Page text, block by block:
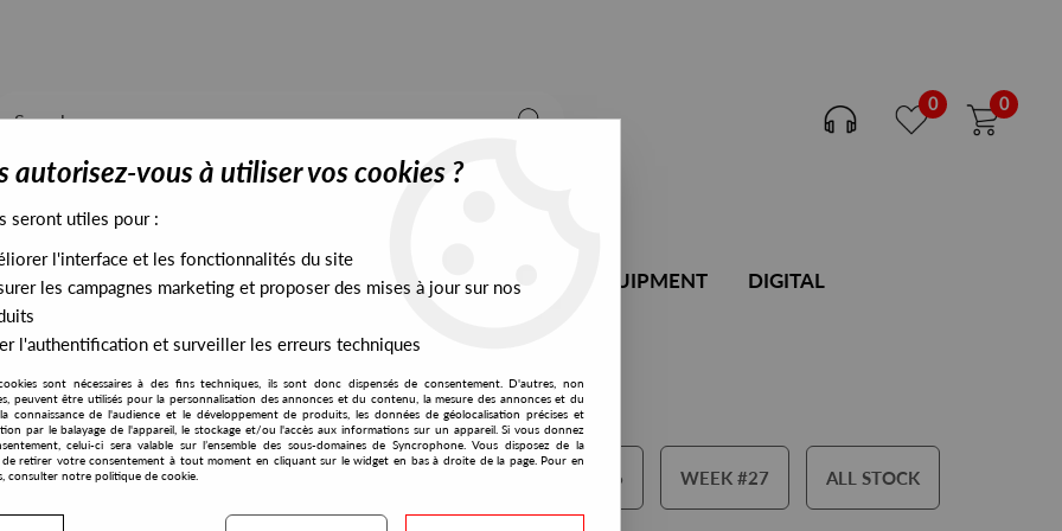
0 0
STOCK EXCLUSIVES PRESALES EXCLUSIVES DJ EQUIPMENT DIGITAL
WEEK #23 WEEK #26 WEEK #27 ALL STOCK
autorisez-vous à utiliser vos cookies ?
seront utiles pour :
l'interface et les fonctionnalités du site
les campagnes marketing et proposer des mises à jour sur nos
l'authentification et surveiller les erreurs techniques
sont nécessaires à des fins techniques, ils sont donc dispensés de consentement. D'autres, non
peuvent être utilisés pour la personnalisation des annonces et du contenu, la mesure des annonces et du
connaissance de l'audience et le développement de produits, les données de géolocalisation précises et
par le balayage de l'appareil, le stockage et/ou l'accès aux informations sur un appareil. Si vous donnez
celui-ci sera valable sur l’ensemble des sous-domaines de Syncrophone. Vous disposez de la
de retirer votre consentement à tout moment en cliquant sur le widget en bas à droite de la page. Pour en
consulter notre politique de cookie.